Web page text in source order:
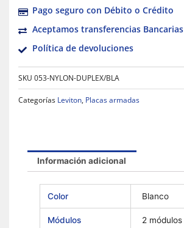
Pago seguro con Débito o Crédito
Aceptamos transferencias Bancarias
Política de devoluciones
SKU 053-NYLON-DUPLEX/BLA
Categorías Leviton, Placas armadas
Información adicional
Color Blanco
Módulos 2 módulos